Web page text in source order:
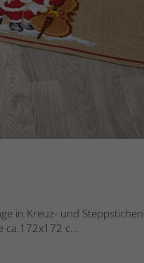
in Kreuz- und Steppstichen
c...